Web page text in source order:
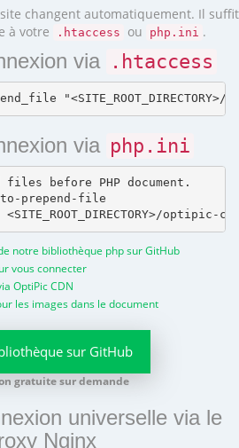
site changent automatiquement. Il suffit
à votre
.htaccess ou php.ini .
via .htaccess
via php.ini
before PHP document.
prepend-file
notre bibliothèque php sur GitHub
vous connecter
OptiPic CDN
les images dans le document
sur GitHub
gratuite sur demande
universelle via le
Nginx